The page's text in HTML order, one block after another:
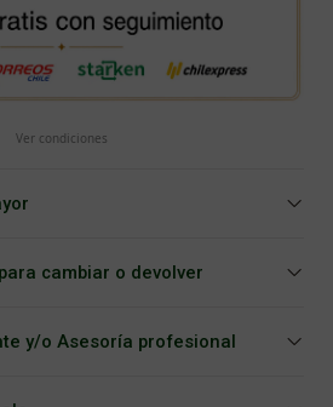
Ver condiciones
cambiar o devolver
y/o Asesoría profesional